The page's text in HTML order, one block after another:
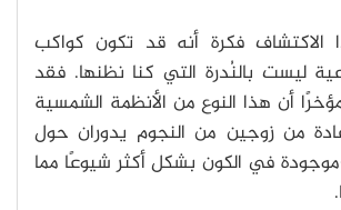
الاكتشاف فكرة أنه قد تكون كواكب
ليست بالنُدرة التي كنا نظنها. فقد
أن هذا النوع من الأنظمة الشمسية
من زوجين من النجوم يدوران حول
في الكون بشكل أكثر شيوعًا مما